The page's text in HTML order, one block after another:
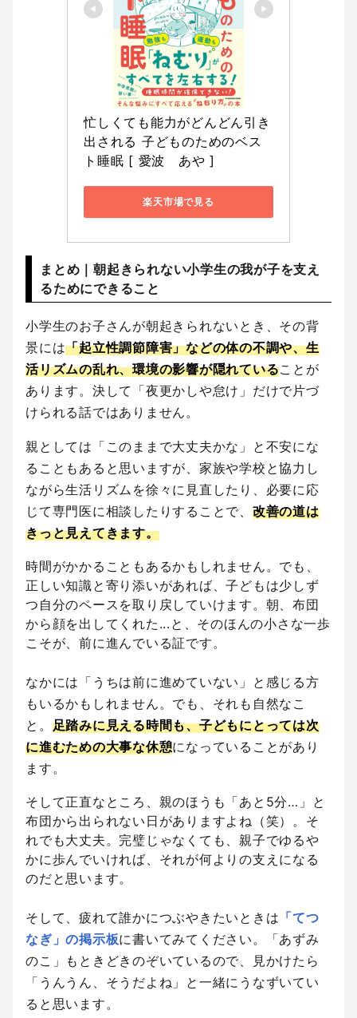
忙しくても能力がどんどん引き
出される 子どものためのベス
ト睡眠 [ 愛波　あや ]
楽天市場で見る
まとめ｜朝起きられない小学生の我が子を支え
るためにできること
小学生のお子さんが朝起きられないとき、その背
景には「起立性調節障害」などの体の不調や、生
活リズムの乱れ、環境の影響が隠れていることが
あります。決して「夜更かしや怠け」だけで片づ
けられる話ではありません。
親としては「このままで大丈夫かな」と不安にな
ることもあると思いますが、家族や学校と協力し
ながら生活リズムを徐々に見直したり、必要に応
じて専門医に相談したりすることで、 改善の道は
きっと見えてきます。
時間がかかることもあるかもしれません。でも、
正しい知識と寄り添いがあれば、子どもは少しず
つ自分のペースを取り戻していけます。朝、布団
から顔を出してくれた...と、そのほんの小さな一歩
こそが、前に進んでいる証です。
なかには「うちは前に進めていない」と感じる方
もいるかもしれません。でも、それも自然なこ
と。 足踏みに見える時間も、子どもにとっては次
に進むための大事な休憩になっていることがあり
ます。
そして正直なところ、親のほうも「あと5分…」と
布団から出られない日がありますよね（笑）。そ
れでも大丈夫。完璧じゃなくても、親子でゆるや
かに歩んでいければ、それが何よりの支えになる
のだと思います。
そして、疲れて誰かにつぶやきたいときは 「てつ
なぎ」の掲示板に書いてみてください。「あずみ
のこ」もときどきのぞいているので、見かけたら
「うんうん、そうだよね」と一緒にうなずいてい
ると思います。